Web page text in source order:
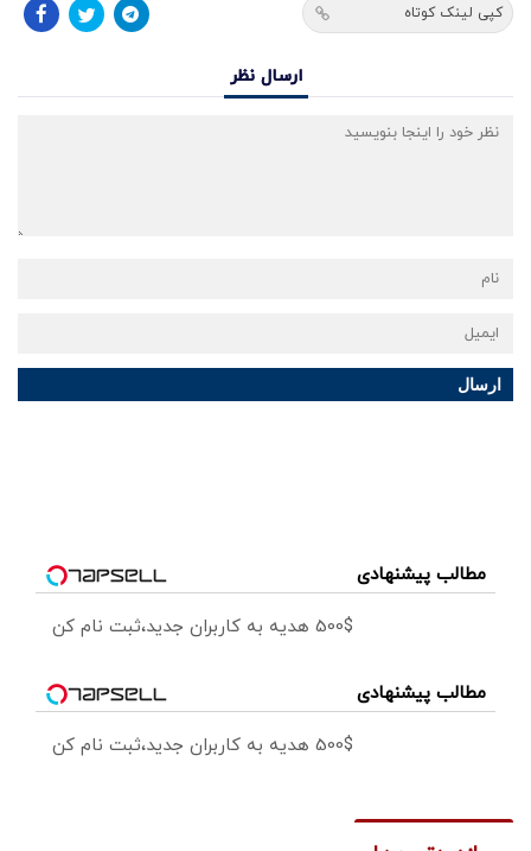
کپی لینک کوتاه
ارسال نظر
ارسال
مطالب پیشنهادی
500$ هدیه به کاربران جدید،ثبت نام کن
مطالب پیشنهادی
500$ هدیه به کاربران جدید،ثبت نام کن